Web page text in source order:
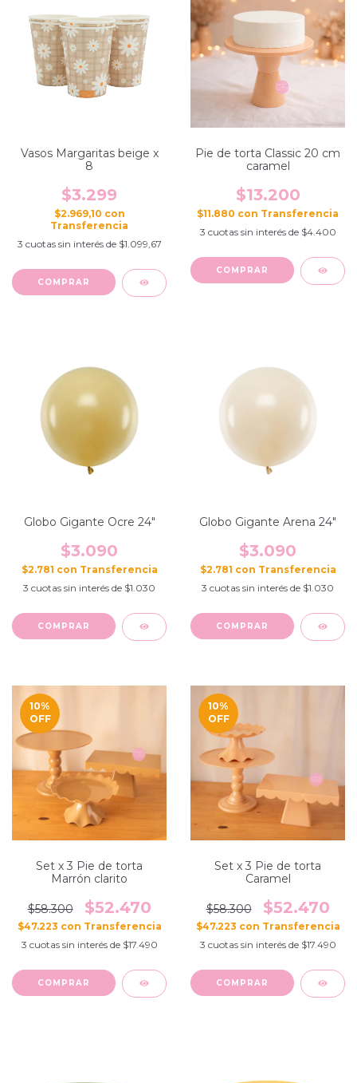
Vasos Margaritas beige x
8
$3.299
$2.969,10 con
3 cuotas sin interés de $1.099,67
Pie de torta Classic 20 cm
caramel
$13.200
$11.880 con
3 cuotas sin interés de $4.400
Globo Gigante Ocre 24"
$3.090
$2.781 con
3 cuotas sin interés de $1.030
Globo Gigante Arena 24"
$3.090
$2.781 con
3 cuotas sin interés de $1.030
10%
OFF
Set x 3 Pie de torta
Marrón clarito
$58.300 $52.470
$47.223 con
3 cuotas sin interés de $17.490
10%
OFF
Set x 3 Pie de torta
Caramel
$58.300 $52.470
$47.223 con
3 cuotas sin interés de $17.490